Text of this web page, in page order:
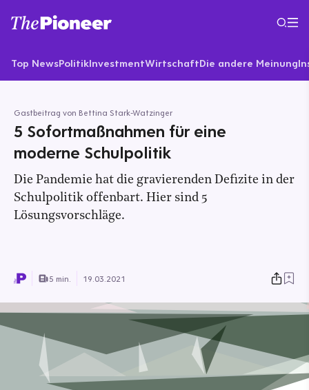
Top NewsPolitikInvestmentWirtschaftDie andere Meinung
Gastbeitrag von Bettina Stark-Watzinger
5 Sofortmaßnahmen für eine
moderne Schulpolitik
Die Pandemie hat die gravierenden Defizite in der
Schulpolitik offenbart. Hier sind 5
Lösungsvorschläge.
5 min. 19.03.2021